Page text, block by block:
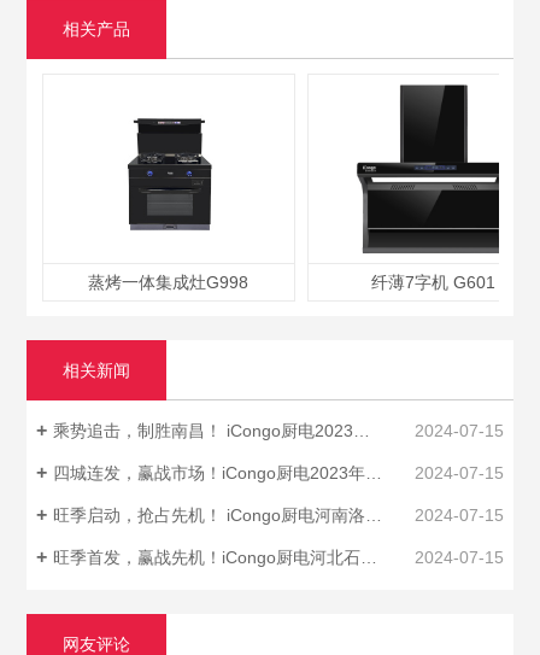
相关产品
蒸烤一体集成灶G998 纤薄7字机 G601
相关新闻
乘势追击，制胜南昌！ iCongo厨电2023年南昌区域小型招商会圆满召开！ 2024-07-15
四城连发，赢战市场！iCongo厨电2023年四川区域品牌启动招商会圆满落幕！ 2024-07-15
旺季启动，抢占先机！ iCongo厨电河南洛阳招商峰会圆满召开！ 2024-07-15
旺季首发，赢战先机！iCongo厨电河北石家庄招商峰会胜利召开！ 2024-07-15
网友评论